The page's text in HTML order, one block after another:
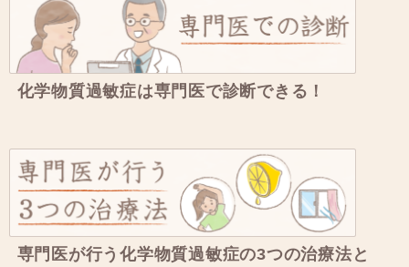
化学物質過敏症は専門医で診断できる！
専門医が行う化学物質過敏症の3つの治療法と